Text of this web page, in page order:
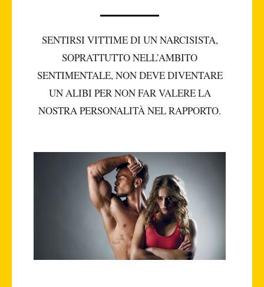
SENTIRSI VITTIME DI UN NARCISISTA,
SOPRATTUTTO NELL’AMBITO
SENTIMENTALE, NON DEVE DIVENTARE
UN ALIBI PER NON FAR VALERE LA
NOSTRA PERSONALITÀ NEL RAPPORTO.